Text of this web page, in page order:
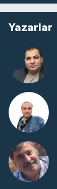
Yazarlar